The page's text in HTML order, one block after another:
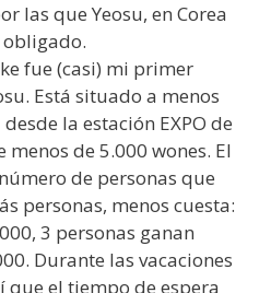
las que Yeosu, en Corea
obligado.
fue (casi) mi primer
Está situado a menos
la estación EXPO de
menos de 5.000 wones. El
de personas que
personas, menos cuesta:
3 personas ganan
Durante las vacaciones
que el tiempo de espera